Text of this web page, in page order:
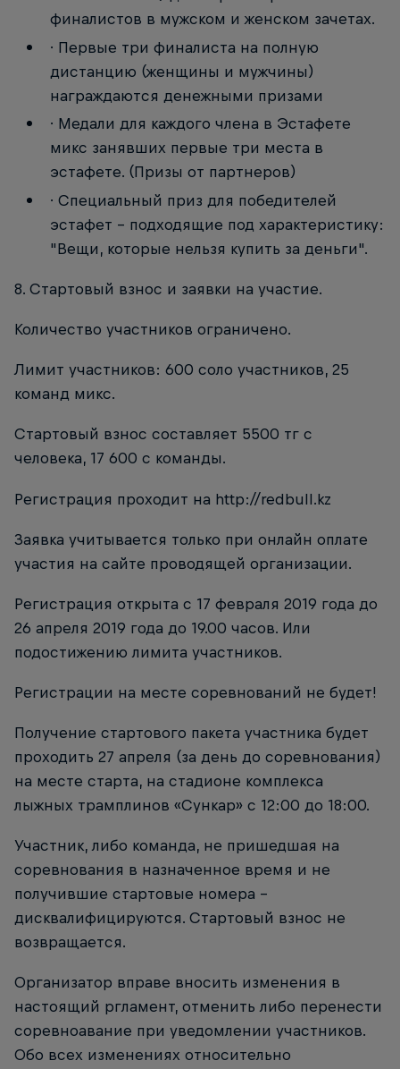
финалистов в мужском и женском зачетах.
· Первые три финалиста на полную
дистанцию (женщины и мужчины)
награждаются денежными призами
· Медали для каждого члена в Эстафете
микс занявших первые три места в
эстафете. (Призы от партнеров)
· Специальный приз для победителей
эстафет – подходящие под характеристику:
"Вещи, которые нельзя купить за деньги".
8. Стартовый взнос и заявки на участие.
Количество участников ограничено.
Лимит участников: 600 соло участников, 25
команд микс.
Стартовый взнос составляет 5500 тг с
человека, 17 600 с команды.
Регистрация проходит на http://redbull.kz
Заявка учитывается только при онлайн оплате
участия на сайте проводящей организации.
Регистрация открыта с 17 февраля 2019 года до
26 апреля 2019 года до 19.00 часов. Или
подостижению лимита участников.
Регистрации на месте соревнований не будет!
Получение стартового пакета участника будет
проходить 27 апреля (за день до соревнования)
на месте старта, на стадионе комплекса
лыжных трамплинов «Сункар» с 12:00 до 18:00.
Участник, либо команда, не пришедшая на
соревнования в назначенное время и не
получившие стартовые номера –
дисквалифицируются. Стартовый взнос не
возвращается.
Организатор вправе вносить изменения в
настоящий ргламент, отменить либо перенести
соревноавание при уведомлении участников.
Обо всех изменениях относительно